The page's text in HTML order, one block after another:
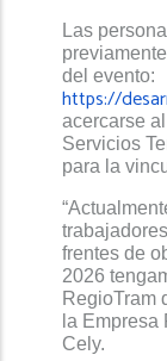
Las
del evento:
https://
acercarse
Servicios
para la
frentes de
2026
RegioTram
la
Cely.